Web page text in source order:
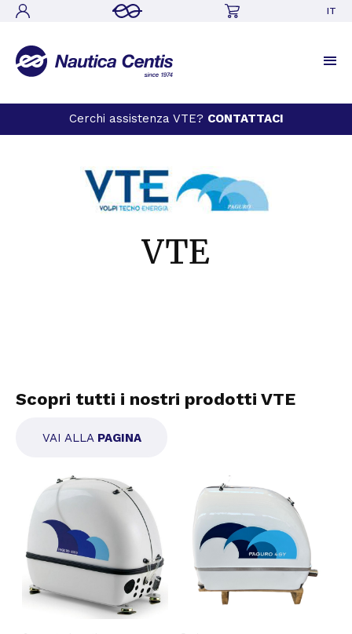
IT
Cerchi assistenza VTE? CONTATTACI
VTE
Scopri tutti i nostri prodotti VTE
VAI ALLA PAGINA
PROMO